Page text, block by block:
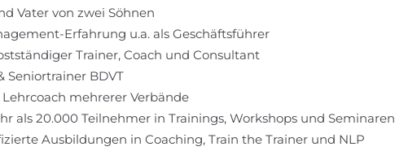
Vater von zwei Söhnen
Erfahrung u.a. als Geschäftsführer
Trainer, Coach und Consultant
Seniortrainer BDVT
mehrerer Verbände
als 20.000 Teilnehmer in Trainings, Workshops und Seminaren
Ausbildungen in Coaching, Train the Trainer und NLP